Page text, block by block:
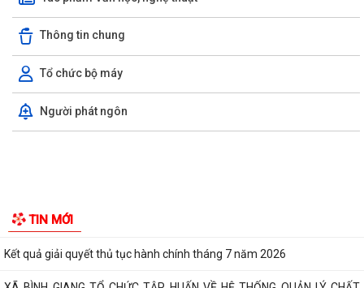
Thông tin chung
Tổ chức bộ máy
Người phát ngôn
sung thuộc phạm vi chức năng...
Thông báo Về việc công khai danh sách đề nghị tặng, truy tặng “Huy
chương Thanh niên xung phong vẻ...
đồng nhân dân thành phố đối với...
định được thông tin
Công khai Nghị Quyết quy định về lệ phí đăng ký kinh doanh trên địa